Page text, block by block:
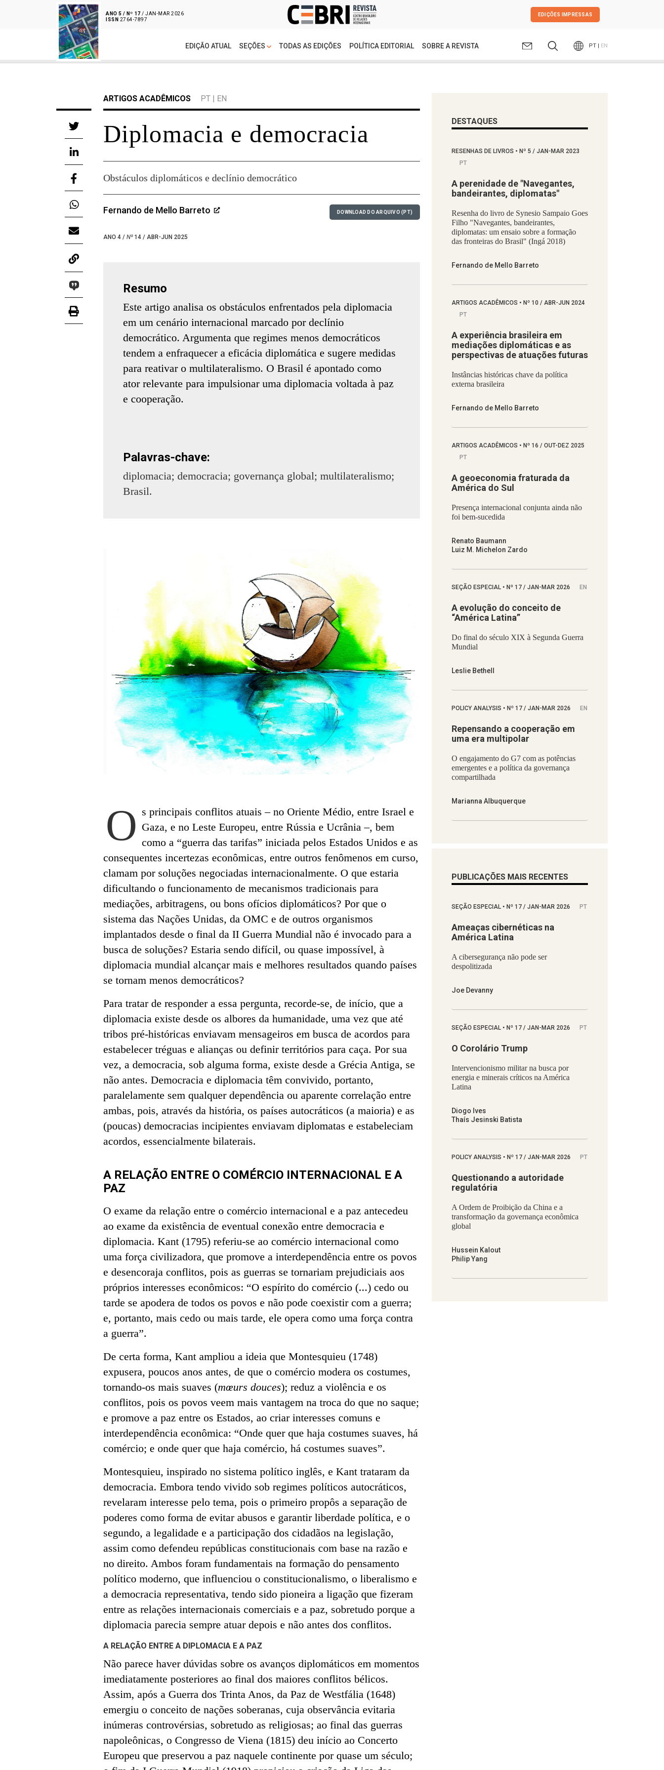
ANO 5 / Nº 17 / JAN-MAR 2026
ISSN 2764-7897
EDIÇÕES IMPRESSAS
EDIÇÃO ATUAL SEÇÕES TODAS AS EDIÇÕES POLÍTICA EDITORIAL SOBRE A REVISTA PT | EN
ARTIGOS ACADÊMICOS PT | EN
Diplomacia e democracia
Obstáculos diplomáticos e declínio democrático
Fernando de Mello Barreto
ANO 4 / Nº 14 / ABR-JUN 2025
DOWNLOAD DO ARQUIVO (PT)
Resumo
Este artigo analisa os obstáculos enfrentados pela diplomacia
em um cenário internacional marcado por declínio
democrático. Argumenta que regimes menos democráticos
tendem a enfraquecer a eficácia diplomática e sugere medidas
para reativar o multilateralismo. O Brasil é apontado como
ator relevante para impulsionar uma diplomacia voltada à paz
e cooperação.
Palavras-chave:
diplomacia; democracia; governança global; multilateralismo;
Brasil.
O s principais conflitos atuais–no Oriente Médio, entre Israel e
Gaza, e no Leste Europeu, entre Rússia e Ucrânia–, bem
como a “guerra das tarifas” iniciada pelos Estados Unidos e as
consequentes incertezas econômicas, entre outros fenômenos em curso,
clamam por soluções negociadas internacionalmente. O que estaria
dificultando o funcionamento de mecanismos tradicionais para
mediações, arbitragens, ou bons ofícios diplomáticos? Por que o
sistema das Nações Unidas, da OMC e de outros organismos
implantados desde o final da II Guerra Mundial não é invocado para a
busca de soluções? Estaria sendo difícil, ou quase impossível, à
diplomacia mundial alcançar mais e melhores resultados quando países
se tornam menos democráticos?
Para tratar de responder a essa pergunta, recorde-se, de início, que a
diplomacia existe desde os albores da humanidade, uma vez que até
tribos pré-históricas enviavam mensageiros em busca de acordos para
estabelecer tréguas e alianças ou definir territórios para caça. Por sua
vez, a democracia, sob alguma forma, existe desde a Grécia Antiga, se
não antes. Democracia e diplomacia têm convivido, portanto,
paralelamente sem qualquer dependência ou aparente correlação entre
ambas, pois, através da história, os países autocráticos (a maioria) e as
(poucas) democracias incipientes enviavam diplomatas e estabeleciam
acordos, essencialmente bilaterais.
A RELAÇÃO ENTRE O COMÉRCIO INTERNACIONAL E A
PAZ
O exame da relação entre o comércio internacional e a paz antecedeu
ao exame da existência de eventual conexão entre democracia e
diplomacia. Kant (1795) referiu-se ao comércio internacional como
uma força civilizadora, que promove a interdependência entre os povos
e desencoraja conflitos, pois as guerras se tornariam prejudiciais aos
próprios interesses econômicos: “O espírito do comércio (...) cedo ou
tarde se apodera de todos os povos e não pode coexistir com a guerra;
e, portanto, mais cedo ou mais tarde, ele opera como uma força contra
a guerra”.
De certa forma, Kant ampliou a ideia que Montesquieu (1748)
expusera, poucos anos antes, de que o comércio modera os costumes,
tornando-os mais suaves (mœurs douces); reduz a violência e os
conflitos, pois os povos veem mais vantagem na troca do que no saque;
e promove a paz entre os Estados, ao criar interesses comuns e
interdependência econômica: “Onde quer que haja costumes suaves, há
comércio; e onde quer que haja comércio, há costumes suaves”.
Montesquieu, inspirado no sistema político inglês, e Kant trataram da
democracia. Embora tendo vivido sob regimes políticos autocráticos,
revelaram interesse pelo tema, pois o primeiro propôs a separação de
poderes como forma de evitar abusos e garantir liberdade política, e o
segundo, a legalidade e a participação dos cidadãos na legislação,
assim como defendeu repúblicas constitucionais com base na razão e
no direito. Ambos foram fundamentais na formação do pensamento
político moderno, que influenciou o constitucionalismo, o liberalismo e
a democracia representativa, tendo sido pioneira a ligação que fizeram
entre as relações internacionais comerciais e a paz, sobretudo porque a
diplomacia parecia sempre atuar depois e não antes dos conflitos.
A RELAÇÃO ENTRE A DIPLOMACIA E A PAZ
Não parece haver dúvidas sobre os avanços diplomáticos em momentos
imediatamente posteriores ao final dos maiores conflitos bélicos.
Assim, após a Guerra dos Trinta Anos, da Paz de Westfália (1648)
emergiu o conceito de nações soberanas, cuja observância evitaria
inúmeras controvérsias, sobretudo as religiosas; ao final das guerras
napoleônicas, o Congresso de Viena (1815) deu início ao Concerto
Europeu que preservou a paz naquele continente por quase um século;
DESTAQUES
RESENHAS DE LIVROS • Nº 5 / JAN-MAR 2023
PT
A perenidade de "Navegantes,
bandeirantes, diplomatas"
Resenha do livro de Synesio Sampaio Goes
Filho "Navegantes, bandeirantes,
diplomatas: um ensaio sobre a formação
das fronteiras do Brasil" (Ingá 2018)
Fernando de Mello Barreto
ARTIGOS ACADÊMICOS • Nº 10 / ABR-JUN 2024
PT
A experiência brasileira em
mediações diplomáticas e as
perspectivas de atuações futuras
Instâncias históricas chave da política
externa brasileira
Fernando de Mello Barreto
ARTIGOS ACADÊMICOS • Nº 16 / OUT-DEZ 2025
PT
A geoeconomia fraturada da
América do Sul
Presença internacional conjunta ainda não
foi bem-sucedida
Renato Baumann
Luiz M. Michelon Zardo
SEÇÃO ESPECIAL • Nº 17 / JAN-MAR 2026 EN
A evolução do conceito de
“América Latina”
Do final do século XIX à Segunda Guerra
Mundial
Leslie Bethell
POLICY ANALYSIS • Nº 17 / JAN-MAR 2026 EN
Repensando a cooperação em
uma era multipolar
O engajamento do G7 com as potências
emergentes e a política da governança
compartilhada
Marianna Albuquerque
PUBLICAÇÕES MAIS RECENTES
SEÇÃO ESPECIAL • Nº 17 / JAN-MAR 2026 PT
Ameaças cibernéticas na
América Latina
A cibersegurança não pode ser
despolitizada
Joe Devanny
SEÇÃO ESPECIAL • Nº 17 / JAN-MAR 2026 PT
O Corolário Trump
Intervencionismo militar na busca por
energia e minerais críticos na América
Latina
Diogo Ives
Thaís Jesinski Batista
POLICY ANALYSIS • Nº 17 / JAN-MAR 2026 PT
Questionando a autoridade
regulatória
A Ordem de Proibição da China e a
transformação da governança econômica
global
Hussein Kalout
Philip Yang